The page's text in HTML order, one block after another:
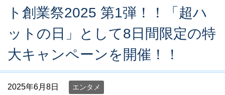
ト創業祭2025 第1弾！！「超ハ
ットの日」として8日間限定の特
大キャンペーンを開催！！
2025年6月8日 エンタメ